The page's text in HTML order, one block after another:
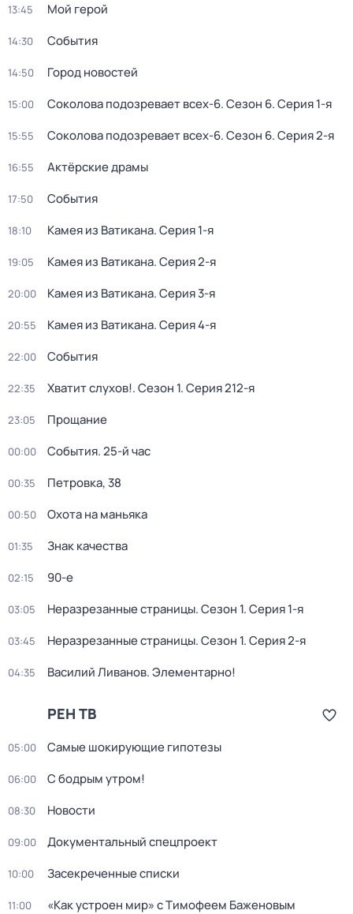
13:45 Мой герой
14:30 События
14:50 Город новостей
15:00 Соколова подозревает всех-6. Сезон 6. Серия 1-я
15:55 Соколова подозревает всех-6. Сезон 6. Серия 2-я
16:55 Актёрские драмы
17:50 События
18:10 Камея из Ватикана. Серия 1-я
19:05 Камея из Ватикана. Серия 2-я
20:00 Камея из Ватикана. Серия 3-я
20:55 Камея из Ватикана. Серия 4-я
22:00 События
22:35 Хватит слухов!. Сезон 1. Серия 212-я
23:05 Прощание
00:00 События. 25-й час
00:35 Петровка, 38
00:50 Охота на маньяка
01:35 Знак качества
02:15 90-е
03:05 Неразрезанные страницы. Сезон 1. Серия 1-я
03:45 Неразрезанные страницы. Сезон 1. Серия 2-я
04:35 Василий Ливанов. Элементарно!
РЕН ТВ
05:00 Самые шoкиpующие гипотезы
06:00 С бодрым утром!
08:30 Новости
09:00 Документальный спецпpоeкт
10:00 Заceкpeченные списки
11:00 «Как устроен мир» с Тимофеем Баженовым